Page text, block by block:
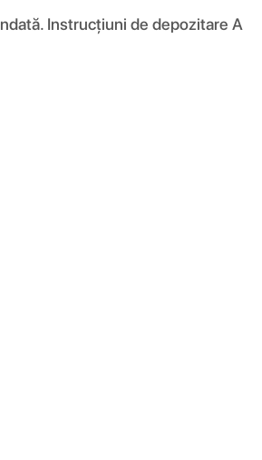
Instrucțiuni de depozitare A